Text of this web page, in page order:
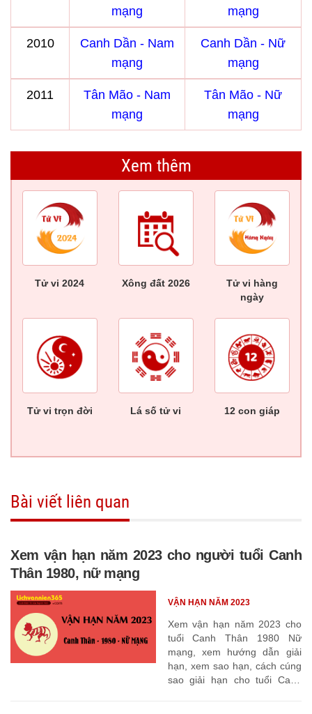
mạng
mạng
2010
Canh Dần - Nam
mạng
Canh Dần - Nữ
mạng
2011
Tân Mão - Nam
mạng
Tân Mão - Nữ
mạng
Xem thêm
Tử vi 2024 Xông đất 2026
Tử vi hàng
ngày
Tử vi trọn đời Lá số tử vi 12 con giáp
Bài viết liên quan
Xem vận hạn năm 2023 cho người tuổi Canh
Thân 1980, nữ mạng
Xem vận hạn năm 2023 cho
tuổi Canh Thân 1980 Nữ
mạng, xem hướng dẫn giải
hạn, xem sao hạn, cách cúng
sao giải hạn cho tuổi Canh
VẬN HẠN NĂM 2023